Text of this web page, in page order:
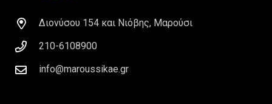
Διονύσου 154 και Νιόβης, Μαρούσι
210-6108900
info@maroussikae.gr